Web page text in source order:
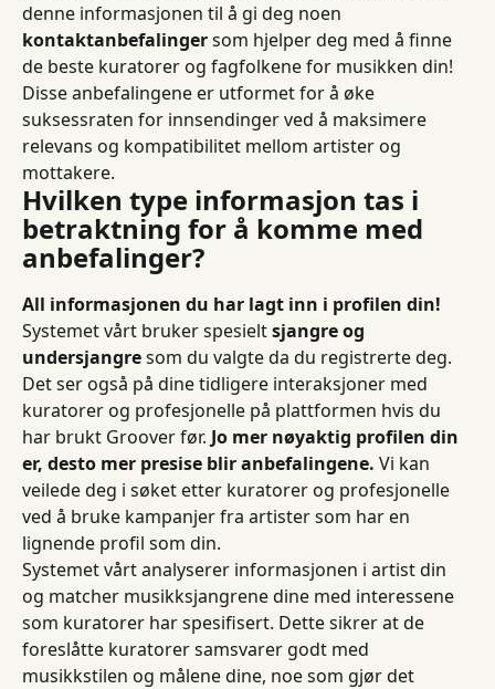
denne informasjonen til å gi deg noen
kontaktanbefalinger som hjelper deg med å finne
de beste kuratorer og fagfolkene for musikken din!
Disse anbefalingene er utformet for å øke
suksessraten for innsendinger ved å maksimere
relevans og kompatibilitet mellom artister og
mottakere.
Hvilken type informasjon tas i
betraktning for å komme med
anbefalinger?
All informasjonen du har lagt inn i profilen din!
Systemet vårt bruker spesielt sjangre og
undersjangre som du valgte da du registrerte deg.
Det ser også på dine tidligere interaksjoner med
kuratorer og profesjonelle på plattformen hvis du
har brukt Groover før. Jo mer nøyaktig profilen din
er, desto mer presise blir anbefalingene. Vi kan
veilede deg i søket etter kuratorer og profesjonelle
ved å bruke kampanjer fra artister som har en
lignende profil som din.
Systemet vårt analyserer informasjonen i artist din
og matcher musikksjangrene dine med interessene
som kuratorer har spesifisert. Dette sikrer at de
foreslåtte kuratorer samsvarer godt med
musikkstilen og målene dine, noe som gjør det